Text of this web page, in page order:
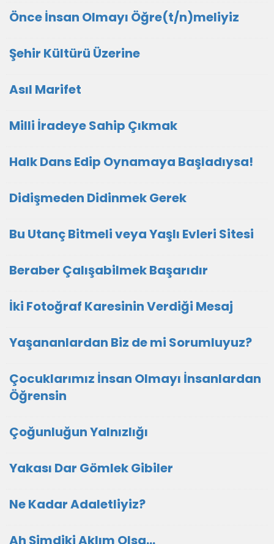
Önce İnsan Olmayı Öğre(t/n)meliyiz
Şehir Kültürü Üzerine
Asıl Marifet
Milli İradeye Sahip Çıkmak
Halk Dans Edip Oynamaya Başladıysa!
Didişmeden Didinmek Gerek
Bu Utanç Bitmeli veya Yaşlı Evleri Sitesi
Beraber Çalışabilmek Başarıdır
İki Fotoğraf Karesinin Verdiği Mesaj
Yaşananlardan Biz de mi Sorumluyuz?
Çocuklarımız İnsan Olmayı İnsanlardan
Öğrensin
Çoğunluğun Yalnızlığı
Yakası Dar Gömlek Gibiler
Ne Kadar Adaletliyiz?
Ah Şimdiki Aklım Olsa…